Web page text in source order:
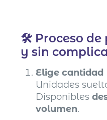
🛠️ Proceso de
y sin
Elige cantidad
Unidades
Disponibles
volumen.